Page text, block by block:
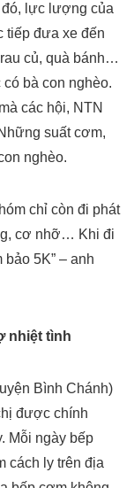
đó, lực lượng của
tiếp đưa xe đến
củ, quà bánh…
bà con nghèo.
các hội, NTN
suất cơm,
nghèo.
chỉ còn đi phát
cơ nhỡ… Khi đi
5K” – anh
nhiệt tình
Bình Chánh)
được chính
Mỗi ngày bếp
cách ly trên địa